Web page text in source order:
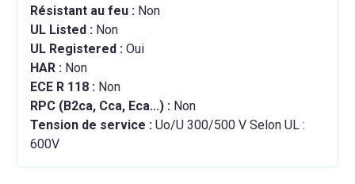
Résistant au feu : Non
UL Listed : Non
UL Registered : Oui
HAR : Non
ECE R 118 : Non
RPC (B2ca, Cca, Eca...) : Non
Tension de service : Uo/U 300/500 V Selon UL :
600V